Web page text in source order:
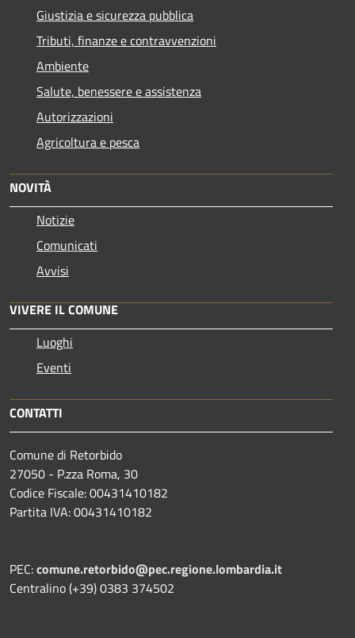
Giustizia e sicurezza pubblica
Tributi, finanze e contravvenzioni
Ambiente
Salute, benessere e assistenza
Autorizzazioni
Agricoltura e pesca
NOVITÀ
Notizie
Comunicati
Avvisi
VIVERE IL COMUNE
Luoghi
Eventi
CONTATTI
Comune di Retorbido
27050 - P.zza Roma, 30
Codice Fiscale: 00431410182
Partita IVA: 00431410182
PEC:comune.retorbido@pec.regione.lombardia.it
Centralino (+39) 0383 374502